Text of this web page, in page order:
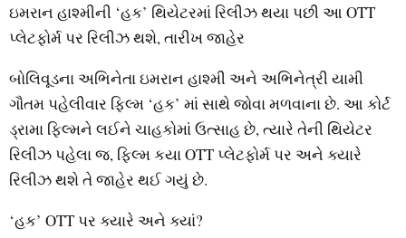
ઇમરાન હાશ્મીની ‘હક’ થિયેટરમાં રિલીઝ થયા પછી આ OTT
પ્લેટફોર્મ પર રિલીઝ થશે, તારીખ જાહેર
બોલિવૂડના અભિનેતા ઇમરાન હાશ્મી અને અભિનેત્રી યામી
ગૌતમ પહેલીવાર ફિલ્મ ‘હક’ માં સાથે જોવા મળવાના છે. આ કોર્ટ
ડ્રામા ફિલ્મને લઈને ચાહકોમાં ઉત્સાહ છે, ત્યારે તેની થિયેટર
રિલીઝ પહેલા જ, ફિલ્મ કયા OTT પ્લેટફોર્મ પર અને ક્યારે
રિલીઝ થશે તે જાહેર થઈ ગયું છે.
‘હક’ OTT પર ક્યારે અને ક્યાં?